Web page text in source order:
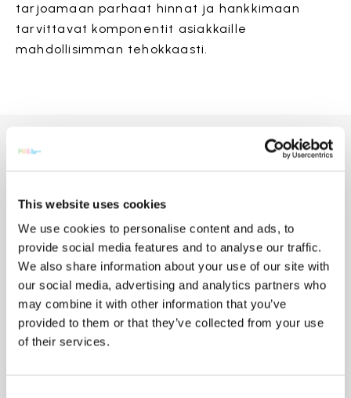
This website uses cookies
We use cookies to personalise content and ads, to
provide social media features and to analyse our traffic.
We also share information about your use of our site with
our social media, advertising and analytics partners who
may combine it with other information that you’ve
provided to them or that they’ve collected from your use
of their services.
tarjoamaan parhaat hinnat ja hankkimaan
tarvittavat komponentit asiakkaille
mahdollisimman tehokkaasti.
Huippuosaamisen ohjaamana
tiimimme on palveluksessasi.
Tarjoamme kattavaa teknistä tukea koko
prosessin ajan.Olemme valmiita auttamaan
sinua valitsemaan oikeat komponentit,
ratkaisemaan mahdolliset ongelmat ja
tarjoamaan nopeaa myynnin jälkeistä
tukea.Tyytyväisyytesi ja projektisi